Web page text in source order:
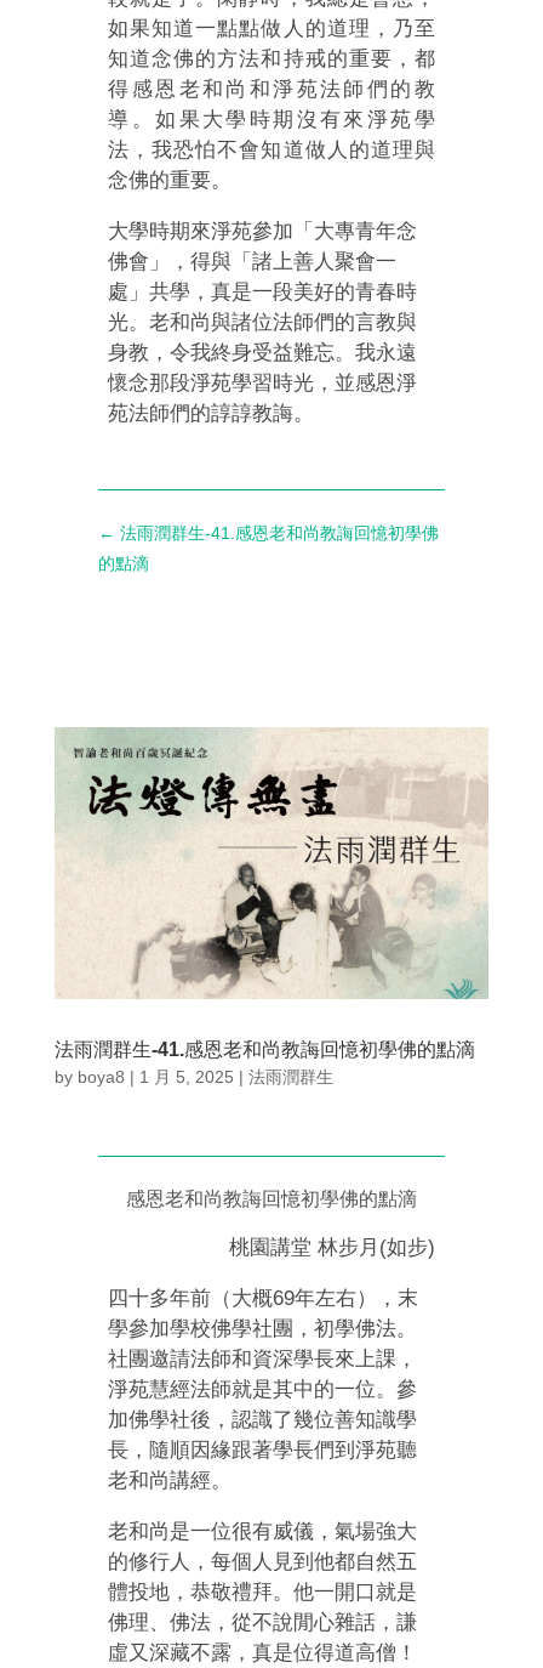
如果知道一點點做人的道理，乃至
知道念佛的方法和持戒的重要，都
得感恩老和尚和淨苑法師們的教
導。如果大學時期沒有來淨苑學
法，我恐怕不會知道做人的道理與
念佛的重要。
大學時期來淨苑參加「大專青年念
佛會」，得與「諸上善人聚會一
處」共學，真是一段美好的青春時
光。老和尚與諸位法師們的言教與
身教，令我終身受益難忘。我永遠
懷念那段淨苑學習時光，並感恩淨
苑法師們的諄諄教誨。
← 法雨潤群生-41.感恩老和尚教誨回憶初學佛
的點滴
法雨潤群生-41.感恩老和尚教誨回憶初學佛的點滴
by boya8 | 1 月 5, 2025 | 法雨潤群生
感恩老和尚教誨回憶初學佛的點滴
桃園講堂 林步月(如步)
四十多年前（大概69年左右），末
學參加學校佛學社團，初學佛法。
社團邀請法師和資深學長來上課，
淨苑慧經法師就是其中的一位。參
加佛學社後，認識了幾位善知識學
長，隨順因緣跟著學長們到淨苑聽
老和尚講經。
老和尚是一位很有威儀，氣場強大
的修行人，每個人見到他都自然五
體投地，恭敬禮拜。他一開口就是
佛理、佛法，從不說閒心雜話，謙
虛又深藏不露，真是位得道高僧！